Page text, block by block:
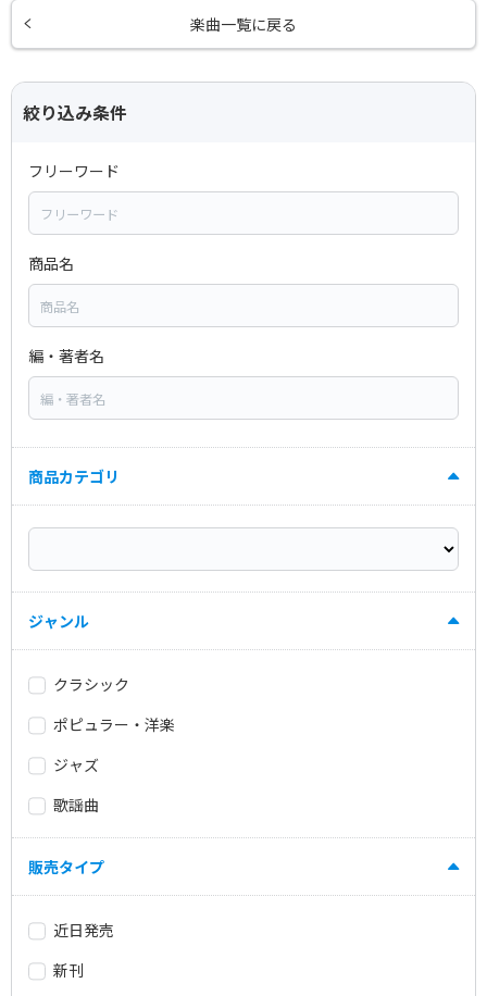
楽曲一覧に戻る
絞り込み条件
フリーワード
商品名
編・著者名
商品カテゴリ
ジャンル
クラシック
ポピュラー・洋楽
ジャズ
歌謡曲
販売タイプ
近日発売
新刊